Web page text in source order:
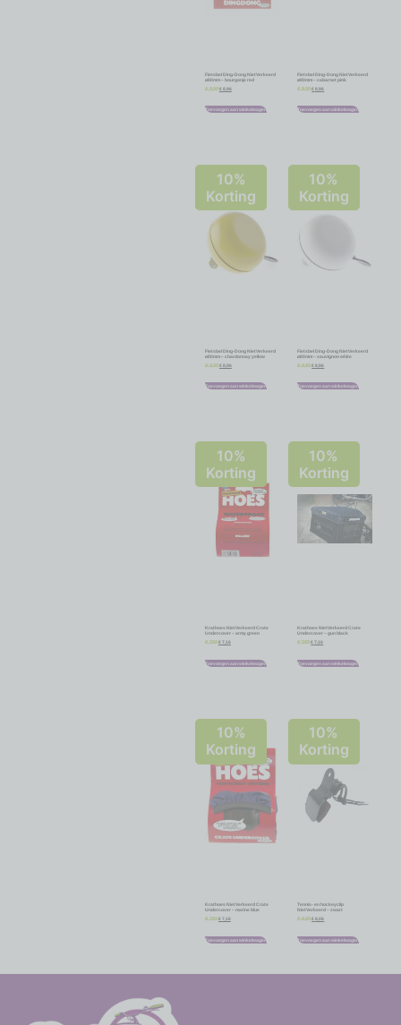
Fietsbel Ding-Dong NietVerkeerd
ø80mm – bourgonje red
€ € 8,96
Toevoegen aan winkelwagen
Fietsbel Ding-Dong NietVerkeerd
ø80mm – cabarnet pink
€ € 8,96
Toevoegen aan winkelwagen
10%
Korting
Fietsbel Ding-Dong NietVerkeerd
ø80mm – chardonnay yellow
€ € 8,96
Toevoegen aan winkelwagen
10%
Korting
Fietsbel Ding-Dong NietVerkeerd
ø80mm – sauvignon white
€ € 8,96
Toevoegen aan winkelwagen
10%
Korting
Krathoes NietVerkeerd Crate
Undercover – army green
€ 7,95 € 7,16
Toevoegen aan winkelwagen
10%
Korting
Krathoes NietVerkeerd Crate
Undercover – gun black
€ 7,95 € 7,16
Toevoegen aan winkelwagen
10%
Korting
Krathoes NietVerkeerd Crate
Undercover – marine blue
€ 7,95 € 7,16
Toevoegen aan winkelwagen
10%
Korting
Tennis- en hockeyclip
NietVerkeerd – zwart
€ € 8,06
Toevoegen aan winkelwagen